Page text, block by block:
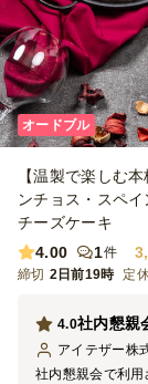
オードブル
【温製で楽しむ
ンチョス・スペ
チーズケーキ
4.00
1件
締切 2日前19時 定
社内懇親
4.0
アイテザー株
社内懇親会で利